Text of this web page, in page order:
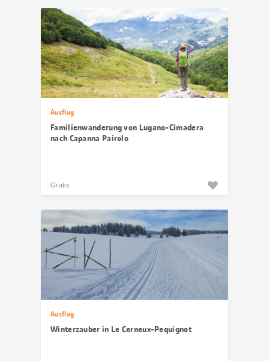
Ausflug
Familienwanderung von Lugano-Cimadera
nach Capanna Pairolo
Gratis
Ausflug
Winterzauber in Le Cerneux-Pequignot